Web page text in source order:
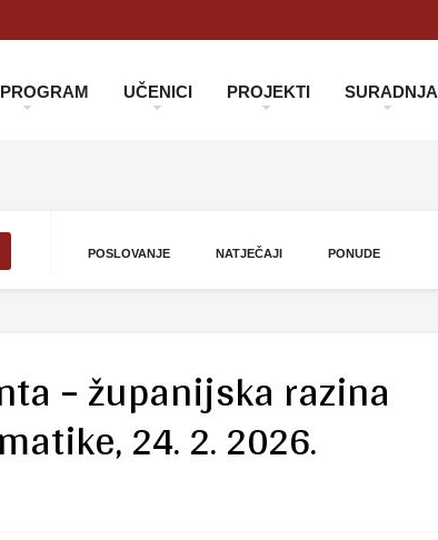
UČENICI PROJEKTI SURADNJA
POSLOVANJE NATJEČAJI PONUDE
– županijska razina
24. 2. 2026.